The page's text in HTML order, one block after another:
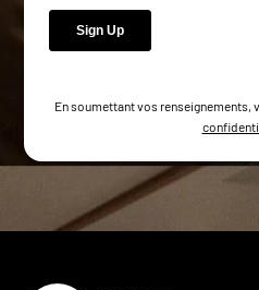
En soumettant vos renseignements,